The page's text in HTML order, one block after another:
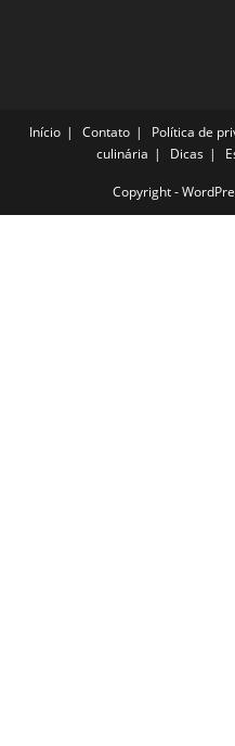
Início Contato Política de
culinária
Dicas
Copyright -